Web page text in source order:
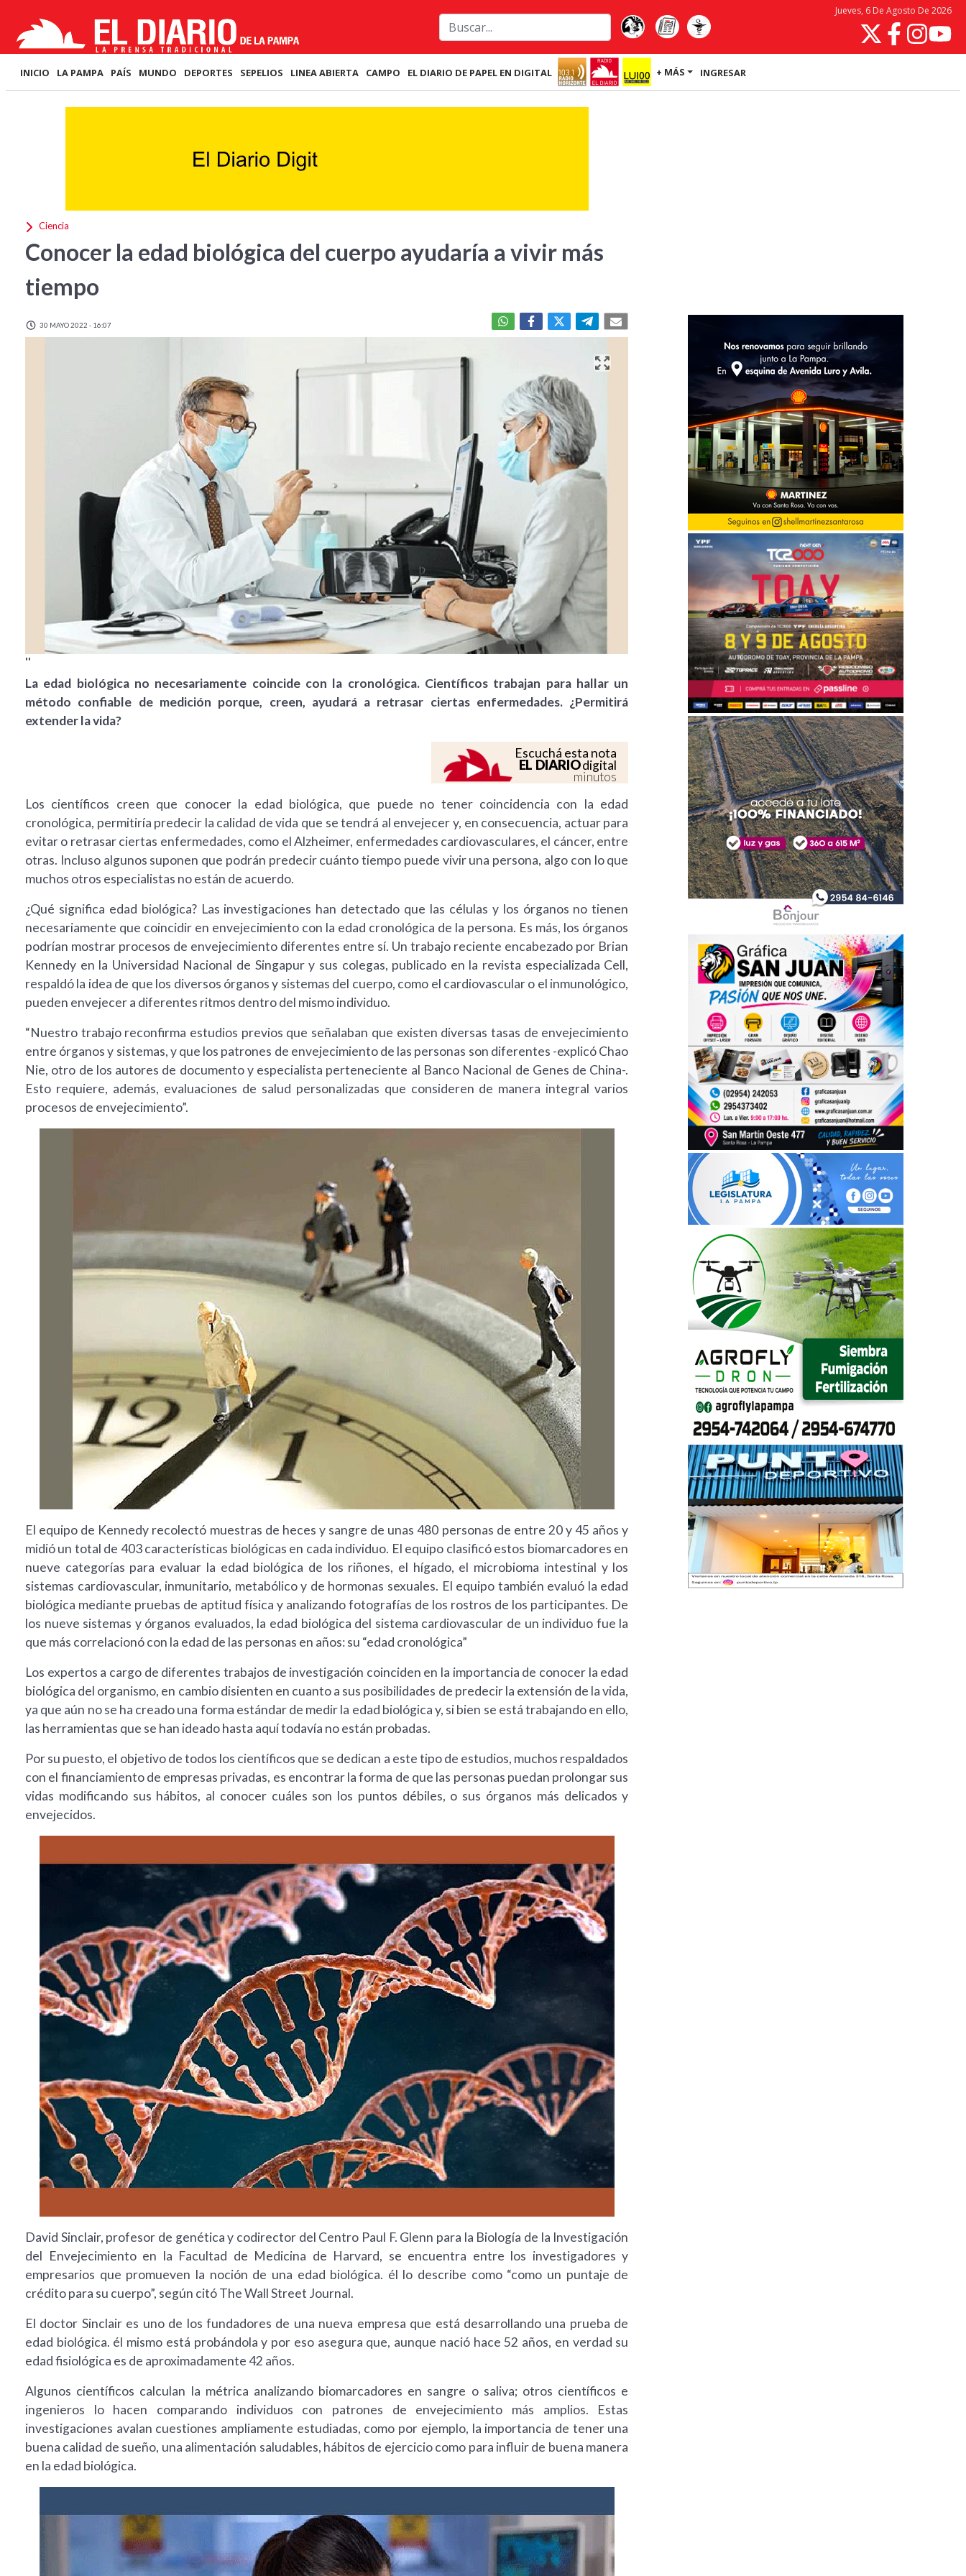
Jueves, 6 De Agosto De 2026
INICIO LA PAMPA PAÍS MUNDO DEPORTES SEPELIOS LINEA ABIERTA CAMPO EL DIARIO DE PAPEL EN DIGITAL + MÁS INGRESAR
Ciencia
Conocer la edad biológica del cuerpo ayudaría a vivir más
tiempo
30 MAYO 2022 - 16:07
''
La edad biológica no necesariamente coincide con la cronológica. Científicos trabajan para hallar un
método confiable de medición porque, creen, ayudará a retrasar ciertas enfermedades. ¿Permitirá
extender la vida?
Escuchá esta nota
EL DIARIOdigital
minutos
Los científicos creen que conocer la edad biológica, que puede no tener coincidencia con la edad
cronológica, permitiría predecir la calidad de vida que se tendrá al envejecer y, en consecuencia, actuar para
evitar o retrasar ciertas enfermedades, como el Alzheimer, enfermedades cardiovasculares, el cáncer, entre
otras. Incluso algunos suponen que podrán predecir cuánto tiempo puede vivir una persona, algo con lo que
muchos otros especialistas no están de acuerdo.
¿Qué significa edad biológica? Las investigaciones han detectado que las células y los órganos no tienen
necesariamente que coincidir en envejecimiento con la edad cronológica de la persona. Es más, los órganos
podrían mostrar procesos de envejecimiento diferentes entre sí. Un trabajo reciente encabezado por Brian
Kennedy en la Universidad Nacional de Singapur y sus colegas, publicado en la revista especializada Cell,
respaldó la idea de que los diversos órganos y sistemas del cuerpo, como el cardiovascular o el inmunológico,
pueden envejecer a diferentes ritmos dentro del mismo individuo.
“Nuestro trabajo reconfirma estudios previos que señalaban que existen diversas tasas de envejecimiento
entre órganos y sistemas, y que los patrones de envejecimiento de las personas son diferentes -explicó Chao
Nie, otro de los autores de documento y especialista perteneciente al Banco Nacional de Genes de China-.
Esto requiere, además, evaluaciones de salud personalizadas que consideren de manera integral varios
procesos de envejecimiento”.
El equipo de Kennedy recolectó muestras de heces y sangre de unas 480 personas de entre 20 y 45 años y
midió un total de 403 características biológicas en cada individuo. El equipo clasificó estos biomarcadores en
nueve categorías para evaluar la edad biológica de los riñones, el hígado, el microbioma intestinal y los
sistemas cardiovascular, inmunitario, metabólico y de hormonas sexuales. El equipo también evaluó la edad
biológica mediante pruebas de aptitud física y analizando fotografías de los rostros de los participantes. De
los nueve sistemas y órganos evaluados, la edad biológica del sistema cardiovascular de un individuo fue la
que más correlacionó con la edad de las personas en años: su “edad cronológica”
Los expertos a cargo de diferentes trabajos de investigación coinciden en la importancia de conocer la edad
biológica del organismo, en cambio disienten en cuanto a sus posibilidades de predecir la extensión de la vida,
ya que aún no se ha creado una forma estándar de medir la edad biológica y, si bien se está trabajando en ello,
las herramientas que se han ideado hasta aquí todavía no están probadas.
Por su puesto, el objetivo de todos los científicos que se dedican a este tipo de estudios, muchos respaldados
con el financiamiento de empresas privadas, es encontrar la forma de que las personas puedan prolongar sus
vidas modificando sus hábitos, al conocer cuáles son los puntos débiles, o sus órganos más delicados y
envejecidos.
David Sinclair, profesor de genética y codirector del Centro Paul F. Glenn para la Biología de la Investigación
del Envejecimiento en la Facultad de Medicina de Harvard, se encuentra entre los investigadores y
empresarios que promueven la noción de una edad biológica. él lo describe como “como un puntaje de
crédito para su cuerpo”, según citó The Wall Street Journal.
El doctor Sinclair es uno de los fundadores de una nueva empresa que está desarrollando una prueba de
edad biológica. él mismo está probándola y por eso asegura que, aunque nació hace 52 años, en verdad su
edad fisiológica es de aproximadamente 42 años.
Algunos científicos calculan la métrica analizando biomarcadores en sangre o saliva; otros científicos e
ingenieros lo hacen comparando individuos con patrones de envejecimiento más amplios. Estas
investigaciones avalan cuestiones ampliamente estudiadas, como por ejemplo, la importancia de tener una
buena calidad de sueño, una alimentación saludables, hábitos de ejercicio como para influir de buena manera
en la edad biológica.